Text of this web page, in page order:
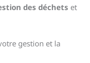
des déchets et
gestion et la